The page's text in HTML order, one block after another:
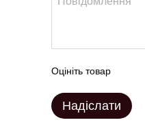
Оцініть товар
Надіслати